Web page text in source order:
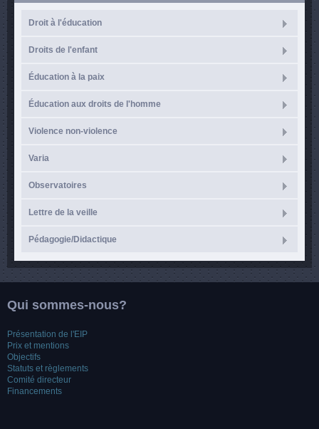
Droit à l'éducation
Droits de l'enfant
Éducation à la paix
Éducation aux droits de l'homme
Violence non-violence
Varia
Observatoires
Lettre de la veille
Pédagogie/Didactique
Qui sommes-nous?
Présentation de l'EIP
Prix et mentions
Objectifs
Statuts et règlements
Comité directeur
Financements